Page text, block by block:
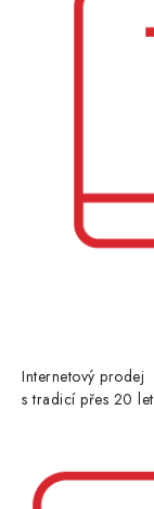
Internetový prodej
s tradicí přes 20 let